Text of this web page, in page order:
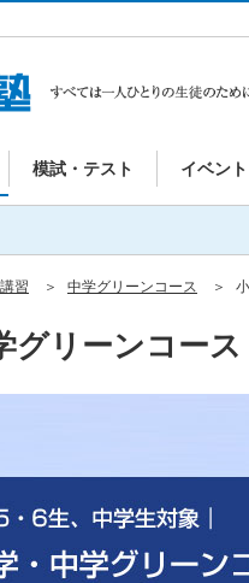
模試・テスト イベン
習 中学グリーンコース
グリーンコース